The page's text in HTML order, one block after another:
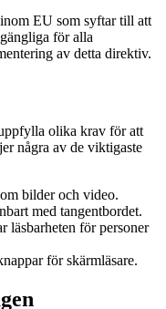
EU som syftar till att
för alla
av detta direktiv.
olika krav för att
några av de viktigaste
bilder och video.
med tangentbordet.
läsbarheten för personer
för skärmläsare.